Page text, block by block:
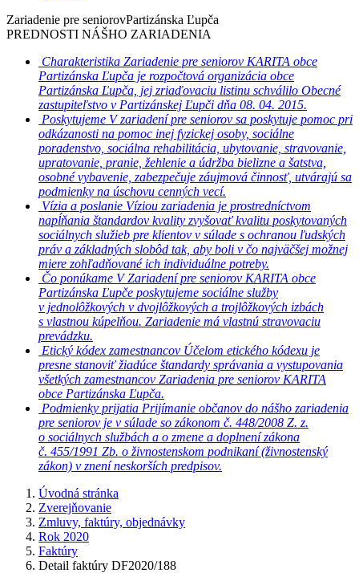
Zariadenie pre seniorovPartizánska Ľupča
PREDNOSTI NÁŠHO ZARIADENIA
Charakteristika Zariadenie pre seniorov KARITA obce
Partizánska Ľupča je rozpočtová organizácia obce
Partizánska Ľupča, jej zriaďovaciu listinu schválilo Obecné
zastupiteľstvo v Partizánskej Ľupči dňa 08. 04. 2015.
Poskytujeme V zariadení pre seniorov sa poskytuje pomoc pri
odkázanosti na pomoc inej fyzickej osoby, sociálne
poradenstvo, sociálna rehabilitácia, ubytovanie, stravovanie,
upratovanie, pranie, žehlenie a údržba bielizne a šatstva,
osobné vybavenie, zabezpečuje záujmová činnosť, utvárajú sa
podmienky na úschovu cenných vecí.
Vízia a poslanie Víziou zariadenia je prostredníctvom
napĺňania štandardov kvality zvyšovať kvalitu poskytovaných
sociálnych služieb pre klientov v súlade s ochranou ľudských
práv a základných slobôd tak, aby boli v čo najväčšej možnej
miere zohľadňované ich individuálne potreby.
Čo ponúkame V Zariadení pre seniorov KARITA obce
Partizánska Ľupče poskytujeme sociálne služby
v jednolôžkových v dvojlôžkových a trojlôžkových izbách
s vlastnou kúpelňou. Zariadenie má vlastnú stravovaciu
prevádzku.
Etický kódex zamestnancov Účelom etického kódexu je
presne stanoviť žiadúce štandardy správania a vystupovania
všetkých zamestnancov Zariadenia pre seniorov KARITA
obce Partizánska Ľupča.
Podmienky prijatia Prijímanie občanov do nášho zariadenia
pre seniorov je v súlade so zákonom č. 448/2008 Z. z.
o sociálnych službách a o zmene a doplnení zákona
č. 455/1991 Zb. o živnostenskom podnikaní (živnostenský
zákon) v znení neskorších predpisov.
Úvodná stránka
Zverejňovanie
Zmluvy, faktúry, objednávky
Rok 2020
Faktúry
Detail faktúry DF2020/188